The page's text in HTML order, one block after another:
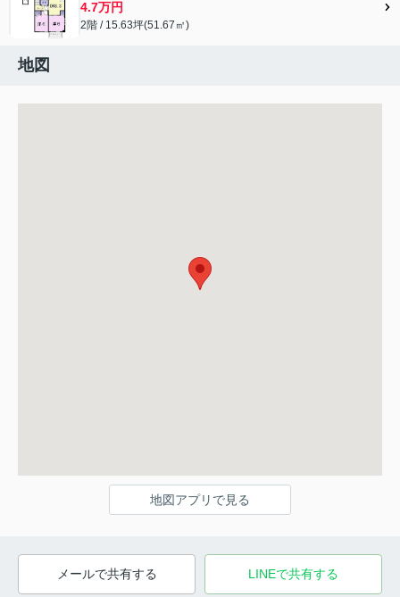
4.7万円
2階 / 15.63坪(51.67㎡)
地図
地図アプリで見る
メールで共有する LINEで共有する